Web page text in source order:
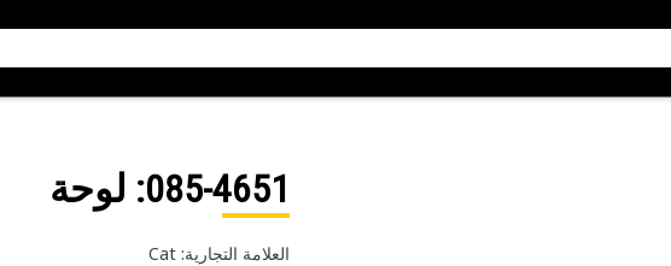
085-4651: لوحة
العلامة التجارية: Cat